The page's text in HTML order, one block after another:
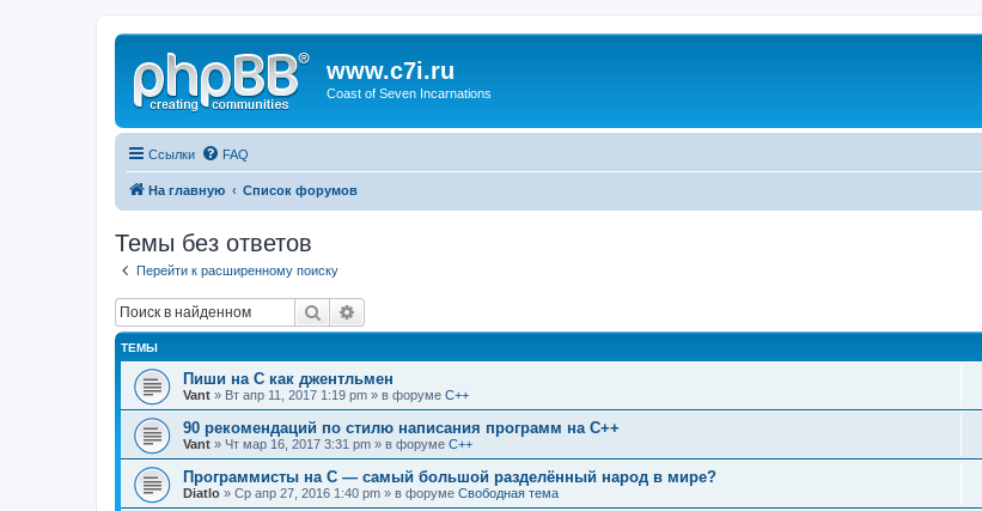
www.c7i.ru
Coast of Seven Incarnations
Ссылки FAQ
На главную Список форумов
Темы без ответов
Перейти к расширенному поиску
Поиск
ТЕМЫ
Пиши на C как джентльмен
Vant » Вт апр 11, 2017 1:19 pm » в форуме C++
90 рекомендаций по стилю написания программ на C++
Vant » Чт мар 16, 2017 3:31 pm » в форуме C++
Программисты на C — самый большой разделённый народ в мире?
Diatlo » Ср апр 27, 2016 1:40 pm » в форуме Свободная тема